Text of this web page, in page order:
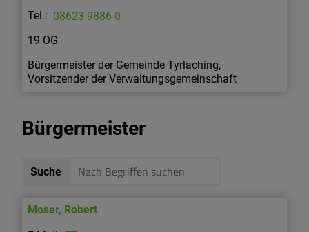
08623 9886-0
19 OG
Bürgermeister der Gemeinde Tyrlaching,
Vorsitzender der Verwaltungsgemeinschaft
Bürgermeister
Suche
Moser, Robert